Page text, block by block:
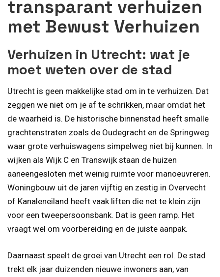
transparant verhuizen
met Bewust Verhuizen
Verhuizen in Utrecht: wat je
moet weten over de stad
Utrecht is geen makkelijke stad om in te verhuizen. Dat
zeggen we niet om je af te schrikken, maar omdat het
de waarheid is. De historische binnenstad heeft smalle
grachtenstraten zoals de Oudegracht en de Springweg
waar grote verhuiswagens simpelweg niet bij kunnen. In
wijken als Wijk C en Transwijk staan de huizen
aaneengesloten met weinig ruimte voor manoeuvreren.
Woningbouw uit de jaren vijftig en zestig in Overvecht
of Kanaleneiland heeft vaak liften die net te klein zijn
voor een tweepersoonsbank. Dat is geen ramp. Het
vraagt wel om voorbereiding en de juiste aanpak.
Daarnaast speelt de groei van Utrecht een rol. De stad
trekt elk jaar duizenden nieuwe inwoners aan, van